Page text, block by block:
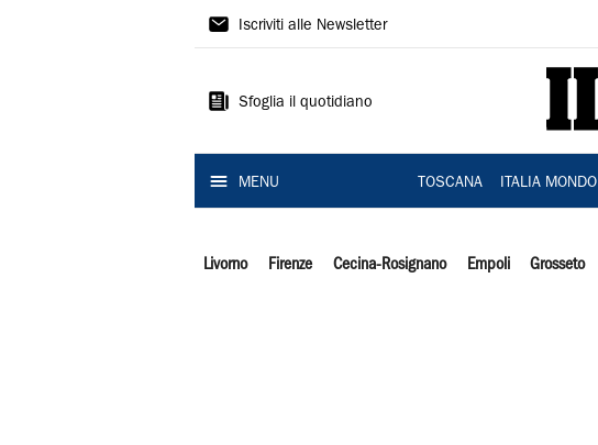
Il
Iscriviti alle Newsletter
Sfoglia il quotidiano
MENU TOSCANA ITALIA MONDO
Livorno Firenze Cecina-Rosignano Empoli Grosseto